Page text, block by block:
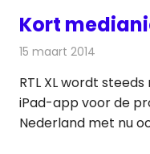
Kort
15 maart 2014
RTL XL wordt
iPad-app voor de
Nederland met nu